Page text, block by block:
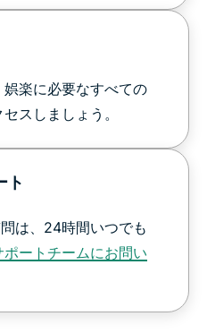
楽に必要なすべての
スしましょう。
ト
は、24時間いつでも
ポートチームにお問い